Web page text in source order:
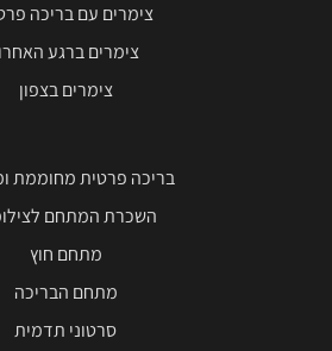
צימרים עם בריכה
צימרים ברגע
צימרים בצפון
בריכה פרטית מחוממת
השכרת המתחם
מתחם חוץ
מתחם הבריכה
סרטוני תדמית